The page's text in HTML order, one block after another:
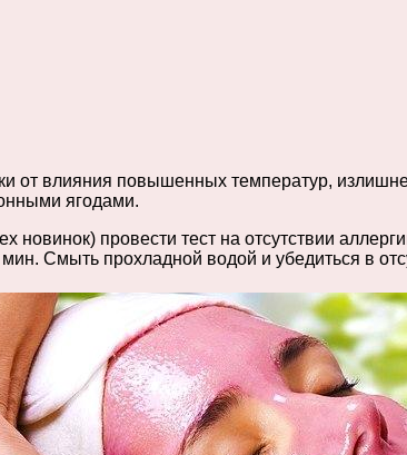
от влияния повышенных температур,
ягодами.
провести тест на отсутствии
Смыть прохладной водой и убедиться в